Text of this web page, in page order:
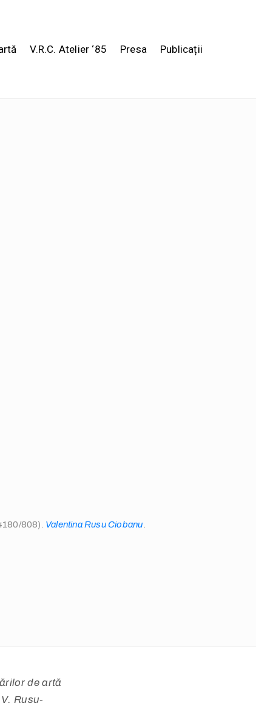
V.R.C. Atelier ‘85 Presa Publicații
808). Valentina Rusu Ciobanu.
de artă
Rusu-